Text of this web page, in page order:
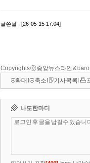
Copyrights ⓒ 중앙뉴스라인 &
확대
축소 기사목록